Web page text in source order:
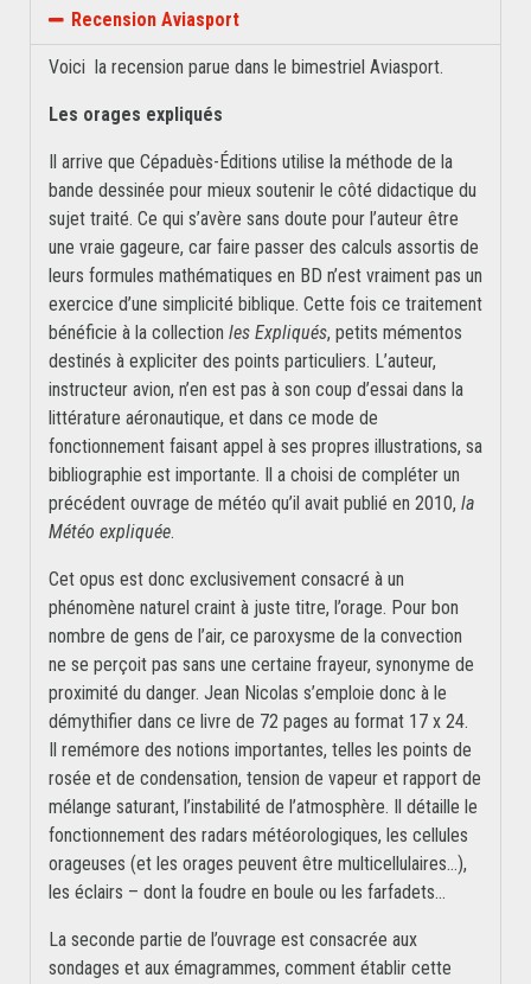
Recension Aviasport
Voici la recension parue dans le bimestriel Aviasport.
Les orages expliqués
Il arrive que Cépaduès-Éditions utilise la méthode de la
bande dessinée pour mieux soutenir le côté didactique du
sujet traité. Ce qui s’avère sans doute pour l’auteur être
une vraie gageure, car faire passer des calculs assortis de
leurs formules mathématiques en BD n’est vraiment pas un
exercice d’une simplicité biblique. Cette fois ce traitement
bénéficie à la collection les Expliqués, petits mémentos
destinés à expliciter des points particuliers. L’auteur,
instructeur avion, n’en est pas à son coup d’essai dans la
littérature aéronautique, et dans ce mode de
fonctionnement faisant appel à ses propres illustrations, sa
bibliographie est importante. Il a choisi de compléter un
précédent ouvrage de météo qu’il avait publié en 2010, la
Météo expliquée.
Cet opus est donc exclusivement consacré à un
phénomène naturel craint à juste titre, l’orage. Pour bon
nombre de gens de l’air, ce paroxysme de la convection
ne se perçoit pas sans une certaine frayeur, synonyme de
proximité du danger. Jean Nicolas s’emploie donc à le
démythifier dans ce livre de 72 pages au format 17 x 24.
Il remémore des notions importantes, telles les points de
rosée et de condensation, tension de vapeur et rapport de
mélange saturant, l’instabilité de l’atmosphère. Il détaille le
fonctionnement des radars météorologiques, les cellules
orageuses (et les orages peuvent être multicellulaires…),
les éclairs – dont la foudre en boule ou les farfadets…
La seconde partie de l’ouvrage est consacrée aux
sondages et aux émagrammes, comment établir cette